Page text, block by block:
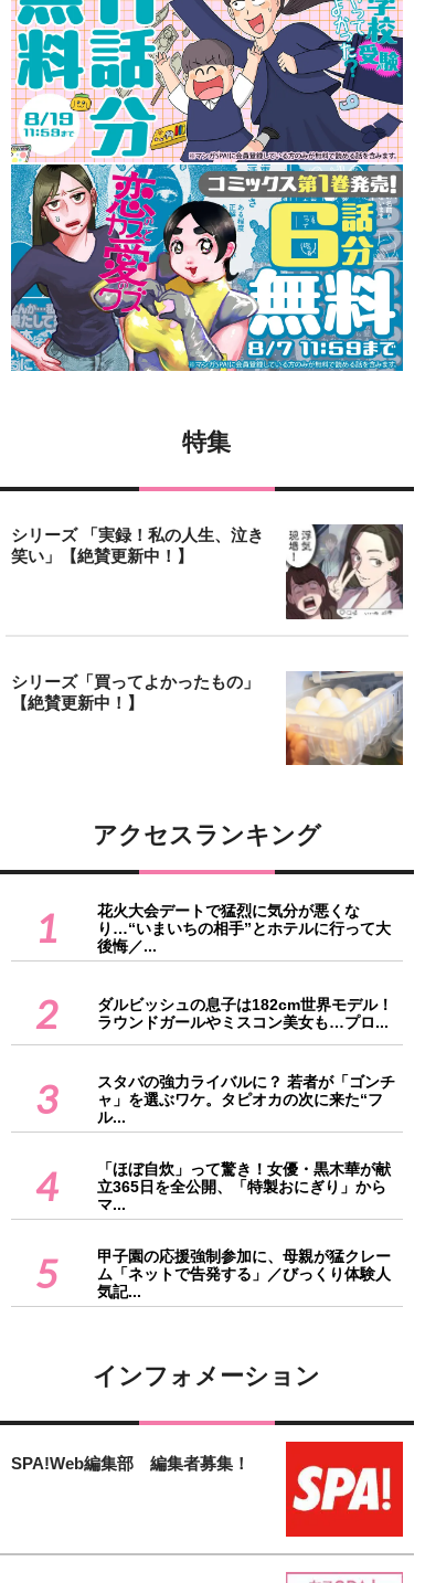
特集
シリーズ 「実録！私の人生、泣き
笑い」【絶賛更新中！】
シリーズ「買ってよかったもの」
【絶賛更新中！】
アクセスランキング
1
花火大会デートで猛烈に気分が悪くな
り…“いまいちの相手”とホテルに行って大
後悔／...
2
ダルビッシュの息子は182cm世界モデル！
ラウンドガールやミスコン美女も…プロ...
3
スタバの強力ライバルに？ 若者が「ゴンチ
ャ」を選ぶワケ。タピオカの次に来た“フ
ル...
4
「ほぼ自炊」って驚き！女優・黒木華が献
立365日を全公開、「特製おにぎり」から
マ...
5
甲子園の応援強制参加に、母親が猛クレー
ム「ネットで告発する」／びっくり体験人
気記...
インフォメーション
SPA!Web編集部 編集者募集！